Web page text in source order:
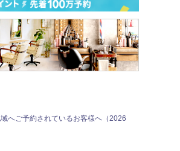
へご予約されているお客様へ（2026